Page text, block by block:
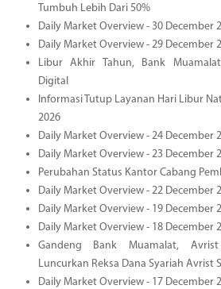
Tumbuh Lebih Dari 50%
Daily Market Overview - 30 December
Daily Market Overview - 29 December
Libur Akhir Tahun, Bank
Digital
Informasi Tutup Layanan Hari Libur
2026
Daily Market Overview - 24 December
Daily Market Overview - 23 December
Perubahan Status Kantor Cabang
Daily Market Overview - 22 December
Daily Market Overview - 19 December
Daily Market Overview - 18 December
Gandeng Bank Muamalat,
Luncurkan Reksa Dana Syariah Avrist
Daily Market Overview - 17 December